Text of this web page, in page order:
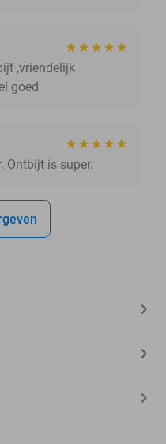
,vriendelijk
goed
Ontbijt is super.